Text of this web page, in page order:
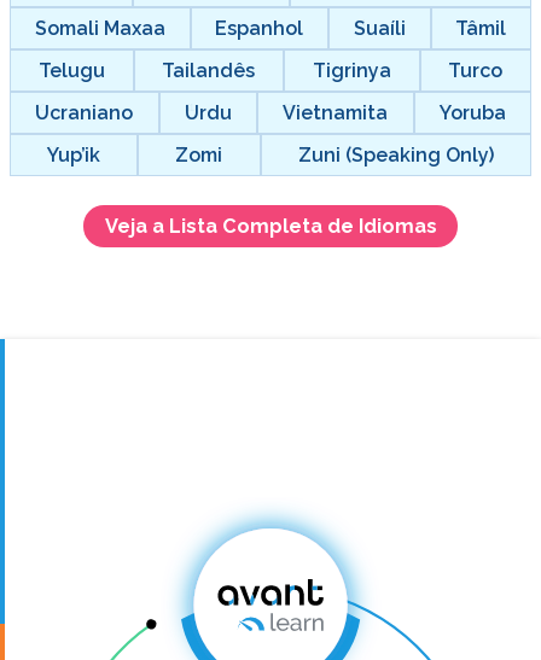
Somali Maxaa
Espanhol Suaíli
Tâmil
Telugu
Tailandês Tigrinya
Turco
Ucraniano
Urdu Vietnamita
Yoruba
Yup’ik
Zomi Zuni (Speaking Only)
Veja a Lista Completa de Idiomas